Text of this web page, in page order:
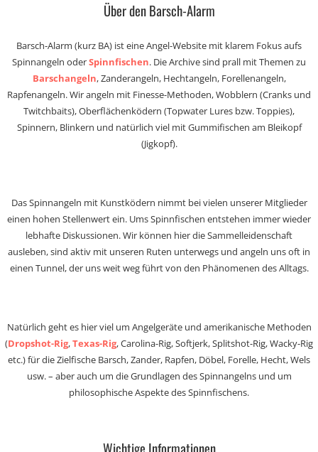
Über den Barsch-Alarm
Barsch-Alarm (kurz BA) ist eine Angel-Website mit klarem Fokus aufs
Spinnangeln oderSpinnfischen. Die Archive sind prall mit Themen zu
Barschangeln, Zanderangeln, Hechtangeln, Forellenangeln,
Rapfenangeln. Wir angeln mit Finesse-Methoden, Wobblern (Cranks und
Twitchbaits), Oberflächenködern (Topwater Lures bzw. Toppies),
Spinnern, Blinkern und natürlich viel mit Gummifischen am Bleikopf
(Jigkopf).
Das Spinnangeln mit Kunstködern nimmt bei vielen unserer Mitglieder
einen hohen Stellenwert ein. Ums Spinnfischen entstehen immer wieder
lebhafte Diskussionen. Wir können hier die Sammelleidenschaft
ausleben, sind aktiv mit unseren Ruten unterwegs und angeln uns oft in
einen Tunnel, der uns weit weg führt von den Phänomenen des Alltags.
Natürlich geht es hier viel um Angelgeräte und amerikanische Methoden
(Dropshot-Rig,Texas-Rig, Carolina-Rig, Softjerk, Splitshot-Rig, Wacky-Rig
etc.) für die Zielfische Barsch, Zander, Rapfen, Döbel, Forelle, Hecht, Wels
usw. – aber auch um die Grundlagen des Spinnangelns und um
philosophische Aspekte des Spinnfischens.